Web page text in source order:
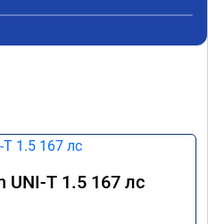
СПАСИБО
и
успехов и
UNI-T 1.5 167 лс